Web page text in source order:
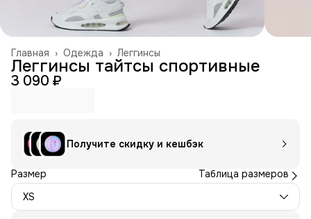
Леггинсы
Одежда ›
Главная ›
Леггинсы тайтсы спортивные
3 090 ₽
Получите скидку и кешбэк
Размер
Таблица размеров
XS